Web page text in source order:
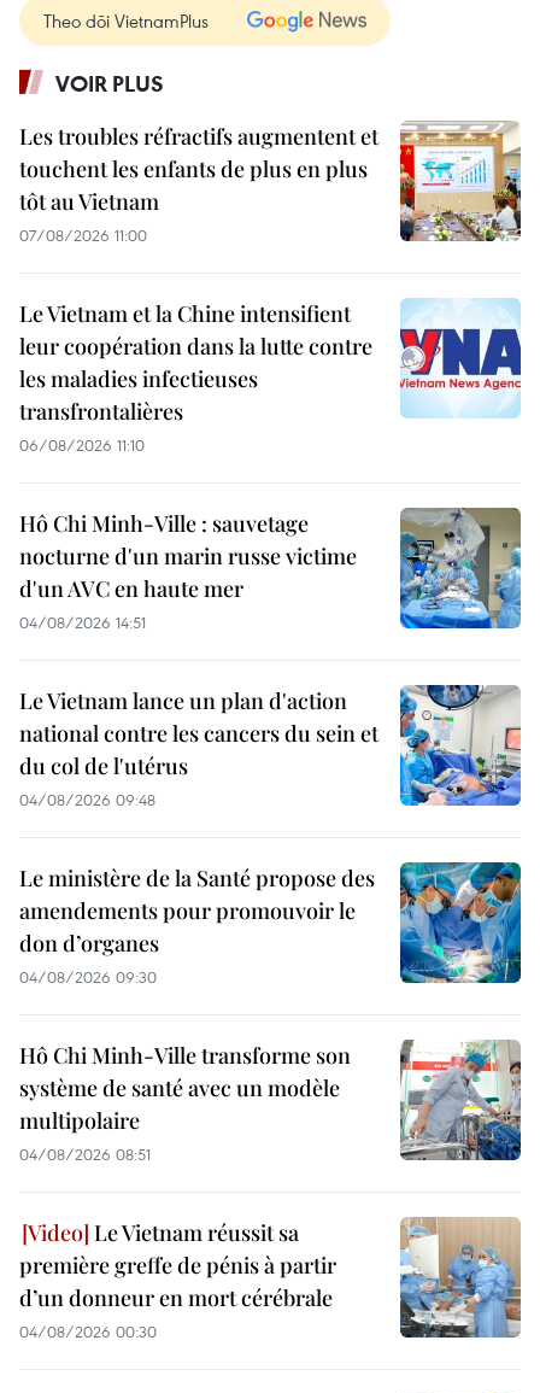
Theo dõi VietnamPlus
VOIR PLUS
Les troubles réfractifs augmentent et
touchent les enfants de plus en plus
tôt au Vietnam
07/08/2026 11:00
Le Vietnam et la Chine intensifient
leur coopération dans la lutte contre
les maladies infectieuses
transfrontalières
06/08/2026 11:10
Hô Chi Minh-Ville : sauvetage
nocturne d'un marin russe victime
d'un AVC en haute mer
04/08/2026 14:51
Le Vietnam lance un plan d'action
national contre les cancers du sein et
du col de l'utérus
04/08/2026 09:48
Le ministère de la Santé propose des
amendements pour promouvoir le
don d’organes
04/08/2026 09:30
Hô Chi Minh-Ville transforme son
système de santé avec un modèle
multipolaire
04/08/2026 08:51
Le Vietnam réussit sa
première greffe de pénis à partir
d’un donneur en mort cérébrale
04/08/2026 00:30